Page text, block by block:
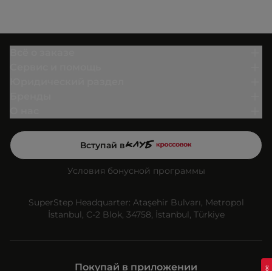
Вступай в
Условия бонусной программы
SuperStep Headquarter: Ataşehir Bulvarı, Metropol
İstanbul, C-2 Blok, 34758, İstanbul, Türkiye
Покупай в приложении